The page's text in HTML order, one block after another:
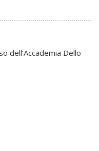
dell’Accademia Dello